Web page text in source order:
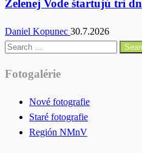
Zelenej Vode štartujú tri
Daniel Kopunec 30.7.2026
Search
Fotogalérie
Nové fotografie
Staré fotografie
Región NMnV